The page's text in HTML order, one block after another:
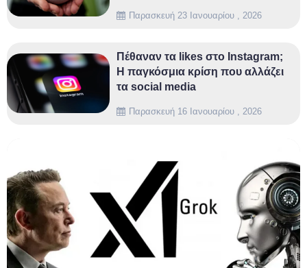
Παρασκευή 23 Ιανουαρίου , 2026
Παρασκευή 16 Ιανουαρίου , 2026
Πέθαναν τα likes στο Instagram;
Η παγκόσμια κρίση που αλλάζει
τα social media